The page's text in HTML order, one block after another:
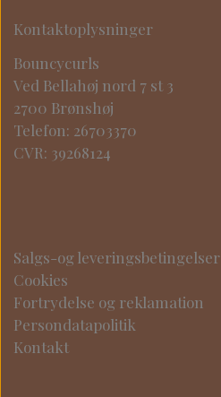
Kontaktoplysninger
Bouncycurls
Ved Bellahøj nord 7 st 3
2700 Brønshøj
Telefon: 26703370
CVR: 39268124
Salgs-og leveringsbetingelser
Cookies
Fortrydelse og reklamation
Persondatapolitik
Kontakt